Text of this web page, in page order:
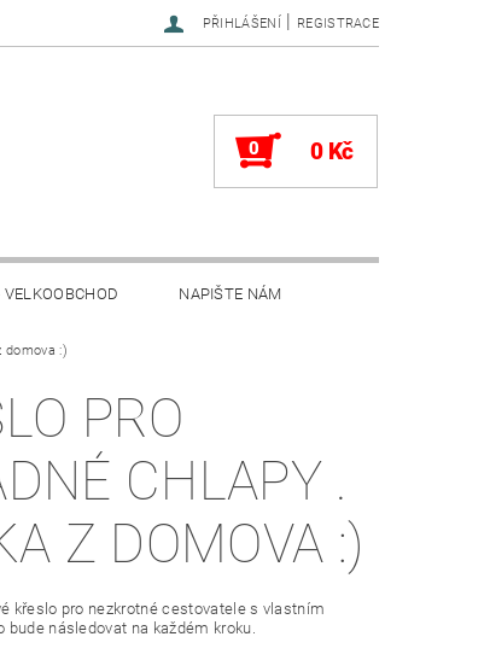
PŘIHLÁŠENÍ | REGISTRACE
0 0 Kč
NAPIŠTE NÁM
domova :)
PRO
CHLAPY .
Z DOMOVA :)
křeslo pro nezkrotné cestovatele s vlastním
bude následovat na každém kroku.